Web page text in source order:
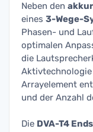
Neben den
eines 3-Wege-
Phasen- und
optimalen
die
Aktivtechnologie
Arrayelement
und der Anzahl
Die DVA-T4